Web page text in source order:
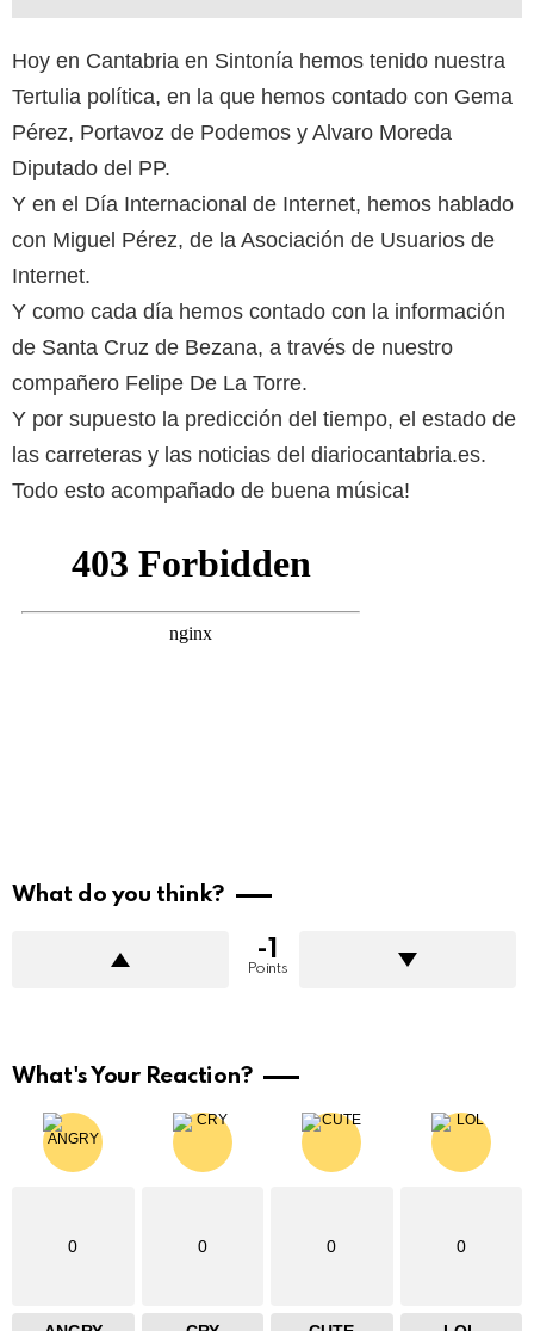
Hoy en Cantabria en Sintonía hemos tenido nuestra
Tertulia política, en la que hemos contado con Gema
Pérez, Portavoz de Podemos y Alvaro Moreda
Diputado del PP.
Y en el Día Internacional de Internet, hemos hablado
con Miguel Pérez, de la Asociación de Usuarios de
Internet.
Y como cada día hemos contado con la información
de Santa Cruz de Bezana, a través de nuestro
compañero Felipe De La Torre.
Y por supuesto la predicción del tiempo, el estado de
las carreteras y las noticias del diariocantabria.es.
Todo esto acompañado de buena música!
What do you think?
-1
Points
What's Your Reaction?
0 0 0 0